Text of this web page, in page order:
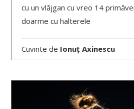
cu un vlăjgan cu vreo 14
doarme cu halterele
Cuvinte de Ionuț Axinescu